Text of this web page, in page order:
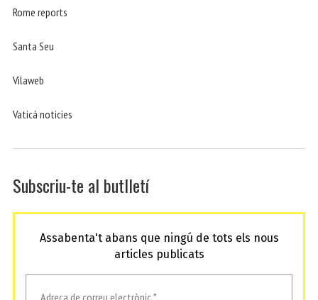
Rome reports
Santa Seu
Vilaweb
Vaticá noticies
Subscriu-te al butlletí
Assabenta't abans que ningú de tots els nous
articles publicats